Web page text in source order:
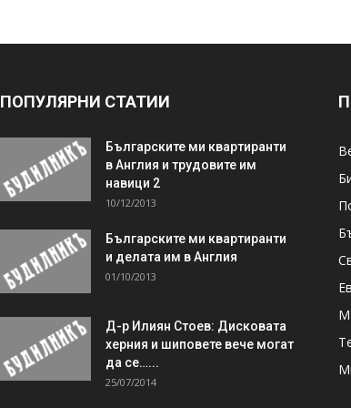
ПОПУЛЯРНИ СТАТИИ
Българските ми квартиранти
в Англия и трудовите им
навици 2
10/12/2013
Българските ми квартиранти
и делата им в Англия
01/10/2013
Д-р Илиян Стоев: Дисковата
херния и шиповете вече могат
да се…...
25/07/2014